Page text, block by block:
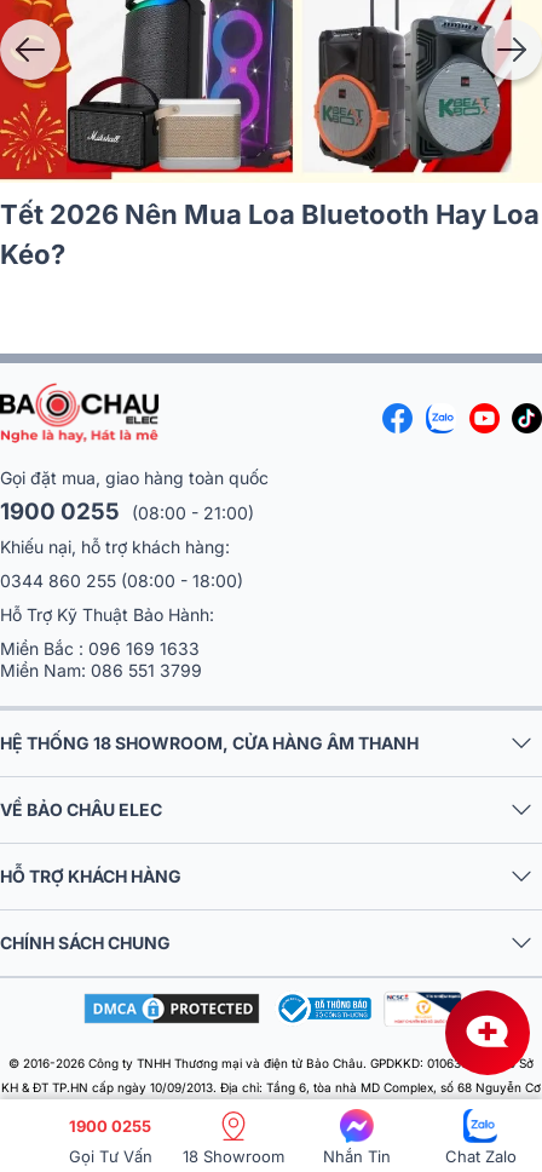
Loại Nào Tốt? Gợi Ý
Cách kết nối
Gọi đặt mua, giao hàng toàn quốc
1900 0255
(08:00 - 21:00)
Khiếu nại, hỗ trợ khách hàng:
0344 860 255 (08:00 - 18:00)
Hỗ Trợ Kỹ Thuật Bảo Hành:
Miền Bắc : 096 169 1633
Miền Nam: 086 551 3799
HỆ THỐNG 18 SHOWROOM, CỬA HÀNG ÂM THANH
VỀ BẢO CHÂU ELEC
HỖ TRỢ KHÁCH HÀNG
CHÍNH SÁCH CHUNG
© 2016-2026 Công ty TNHH Thương mại và điện tử Bảo Châu. GPDKKD: 0106303879 do Sở
KH & ĐT TP.HN cấp ngày 10/09/2013. Địa chỉ: Tầng 6, tòa nhà MD Complex, số 68 Nguyễn Cơ
Thạch, Phường Từ Liêm, Thành phố Hà Nội, Việt Nam. Điện thoại: 024 730 10 255. Email:
baochauelec@gmail.com. Chịu trách nhiệm nội dung: Nhật Lệ.
1900 0255
Gọi Tư Vấn
18 Showroom Nhắn Tin Chat Zalo